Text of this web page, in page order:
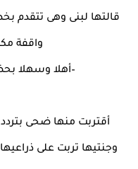
قالتها لبنى وهى
واقفة
–أهلا وسهلا
أقتربت منها ضحى
وجنتيها تربت على